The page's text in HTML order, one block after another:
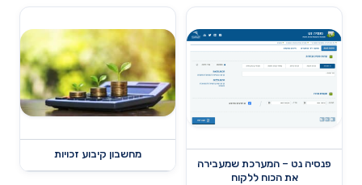
פנסיה נט – המערכת שמעבירה
את הכוח ללקוח
מחשבון קיבוע זכויות